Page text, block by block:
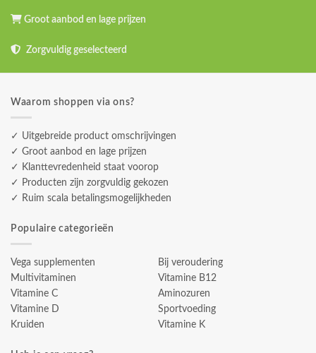
Groot aanbod en lage prijzen
Zorgvuldig geselecteerd
Waarom shoppen via ons?
✓ Uitgebreide product omschrijvingen
✓ Groot aanbod en lage prijzen
✓ Klanttevredenheid staat voorop
✓ Producten zijn zorgvuldig gekozen
✓ Ruim scala betalingsmogelijkheden
Populaire categorieën
Vega supplementen
Multivitaminen
Vitamine C
Vitamine D
Kruiden
Bij veroudering
Vitamine B12
Aminozuren
Sportvoeding
Vitamine K